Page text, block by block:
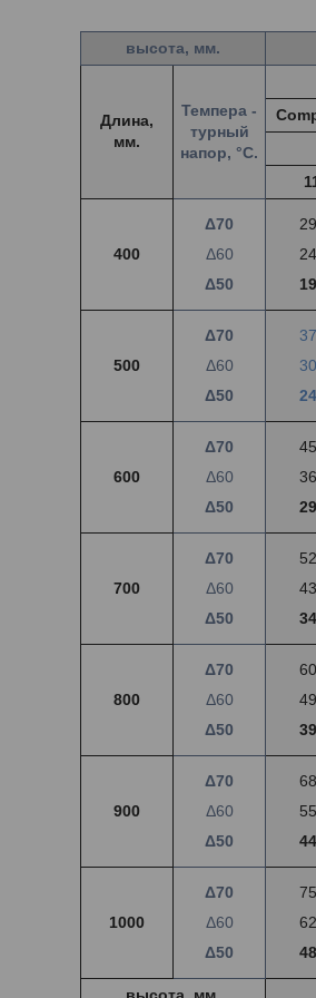
высота, мм.
Длина,
мм.
Темпера -
турный
напор, °С.
400
Δ70
Δ60
Δ50
500
Δ70
Δ60
Δ50
600
Δ70
Δ60
Δ50
700
Δ70
Δ60
Δ50
800
Δ70
Δ60
Δ50
900
Δ70
Δ60
Δ50
1000
Δ70
Δ60
Δ50